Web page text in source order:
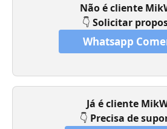
Não é cliente
👇 Solicitar
Whatsapp
Já é cliente
👇 Precisa de